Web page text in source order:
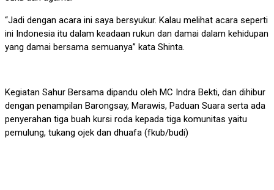
“Jadi dengan acara ini saya bersyukur. Kalau melihat acara seperti
ini Indonesia itu dalam keadaan rukun dan damai dalam kehidupan
yang damai bersama semuanya” kata Shinta.
Kegiatan Sahur Bersama dipandu oleh MC Indra Bekti, dan dihibur
dengan penampilan Barongsay, Marawis, Paduan Suara serta ada
penyerahan tiga buah kursi roda kepada tiga komunitas yaitu
pemulung, tukang ojek dan dhuafa (fkub/budi)